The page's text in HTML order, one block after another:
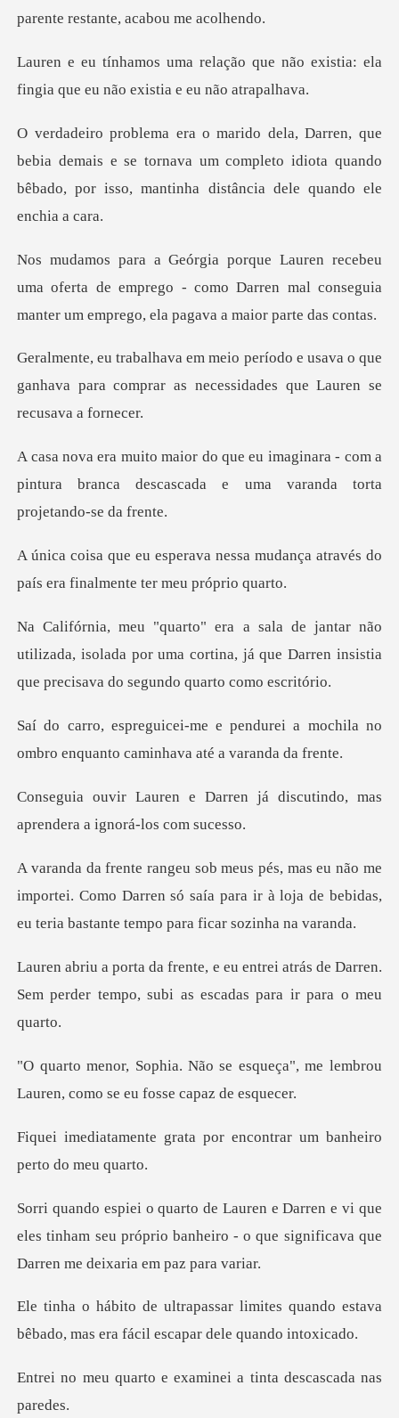
ue não existia: ela
fingia que eu
a demais e se tornava um completo idiota quando
bêbado, p
a oferta de emprego - como Darren mal conseguia
man
e usava o que
ganhava para comprar as nece
inara - com a
pintura branca descascada e
sa mudança através do
país era fi
utilizada, isolada por uma cortina, já que Darren ins
durei a mochila no
ombro enquanto
en já discutindo, mas
aprende
importei. Como Darren só saía para ir à loja de bebidas
rei atrás de Darren.
Sem perder tempo, s
esqueça", me lembrou
Lauren, com
ta por encontrar um banh
i que
eles tinham seu próprio banheiro - o que sign
mites quando estava
bêbado, mas era
e examinei a tinta de